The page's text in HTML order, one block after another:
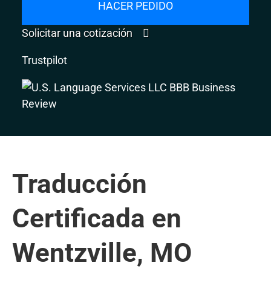
HACER PEDIDO
Solicitar una cotización
Trustpilot
Traducción
Certificada en
Wentzville, MO